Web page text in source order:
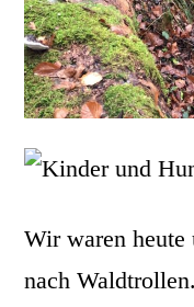
Wir waren heute
nach